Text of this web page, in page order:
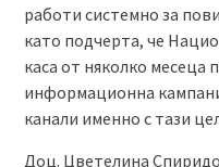
работи системно за
като подчерта, че
каса от няколко месеца
информационна
канали именно с тази
Доц. Цветелина